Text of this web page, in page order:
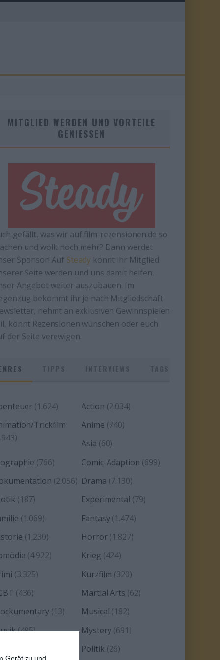
Gerät zu und
MITGLIED WERDEN UND VORTEILE
GENIESSEN
gefällt, was wir auf film-rezensionen.de so
und wollt noch mehr? Dann werdet
Sponsor! Auf Steady könnt ihr Mitglied
Seite werden und uns damit helfen,
Angebot weiter auszubauen. Im
bekommt ihr je nach Mitgliedschaft
nehmt an exklusiven Gewinnspielen
könnt Rezensionen wünschen oder euch
der Seite verewigen.
(1.624) Action (2.034)
Trickfilm
Anime (740)
Asia (60)
(766) Comic-Adaption (699)
(2.056) Drama (7.130)
(187) Experimental (79)
(1.069) Fantasy (1.474)
(1.230) Horror (1.827)
(4.922) Krieg (424)
(3.325) Kurzfilm (320)
(436) Martial Arts (62)
(13) Musical (182)
(495) Mystery (691)
Politik (26)